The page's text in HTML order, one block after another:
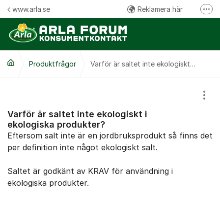
Hoppa till innehåll
www.arla.se Reklamera här
Följ oss på Facebook
Kommentarsregler
Produktfrågor Varför är saltet inte ekologiskt i ekologiska produkter?
Varför är saltet inte ekologiskt i
ekologiska produkter?
Eftersom salt inte är en jordbruksprodukt så finns det
per definition inte något ekologiskt salt.
Saltet är godkänt av KRAV för användning i
ekologiska produkter.